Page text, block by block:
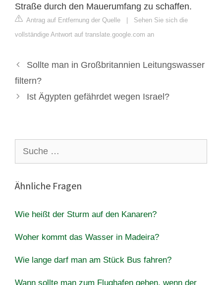
Straße durch den Mauerumfang zu schaffen.
Antrag auf Entfernung der Quelle | Sehen Sie sich die
vollständige Antwort auf translate.google.com an
Sollte man in Großbritannien Leitungswasser
filtern?
Ist Ägypten gefährdet wegen Israel?
nach:
Ähnliche Fragen
Wie heißt der Sturm auf den Kanaren?
Woher kommt das Wasser in Madeira?
Wie lange darf man am Stück Bus fahren?
Wann sollte man zum Flughafen gehen, wenn der